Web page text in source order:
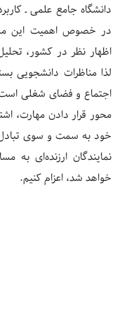
دانشگاه جامع علمی ـ
در خصوص اهمیت این
اظهار نظر در کشور،
لذا مناظرات دانشجویی
اجتماع و فضای شغلی است.
محور قرار دادن مهارت،
خود به سمت و سوی تبادل
نمایندگان ارزنده‌ای به
خواهد شد، اعزام کنیم.